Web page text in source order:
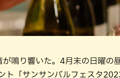
鳴り響いた。4月末の日曜の
ト「サンサンバルフェスタ